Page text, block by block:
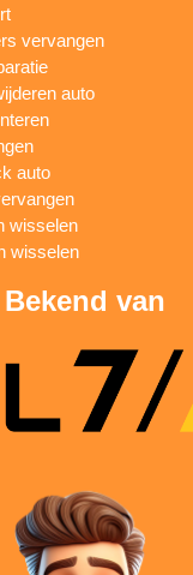
vervangen
auto
auto
wisselen
wisselen
Bekend van